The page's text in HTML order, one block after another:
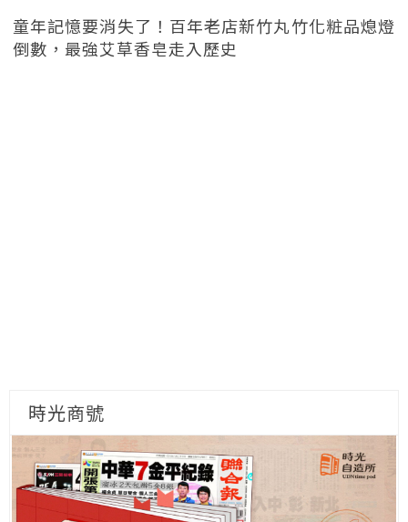
童年記憶要消失了！百年老店新竹丸竹化粧品熄燈
倒數，最強艾草香皂走入歷史
時光商號